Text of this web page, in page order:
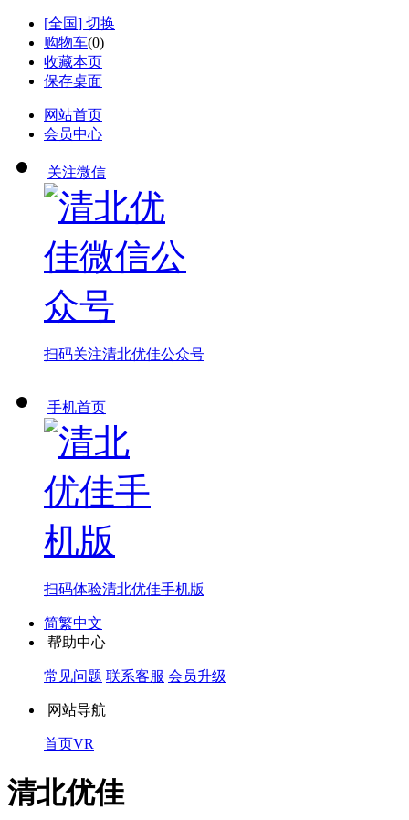
[全国] 切换
购物车(0)
收藏本页
保存桌面
网站首页
会员中心
关注微信
扫码关注清北优佳公众号
手机首页
扫码体验清北优佳手机版
简繁中文
帮助中心
常见问题 联系客服 会员升级
网站导航
首页VR
清北优佳